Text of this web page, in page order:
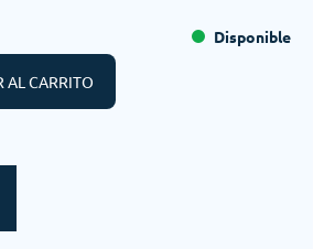
Disponible
AL CARRITO